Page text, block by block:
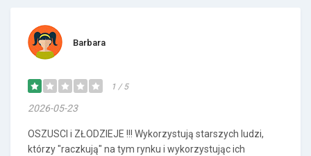
Barbara
1 / 5
2026-05-23
OSZUSCI i ZŁODZIEJE !!! Wykorzystują starszych ludzi,
którzy "raczkują" na tym rynku i wykorzystując ich